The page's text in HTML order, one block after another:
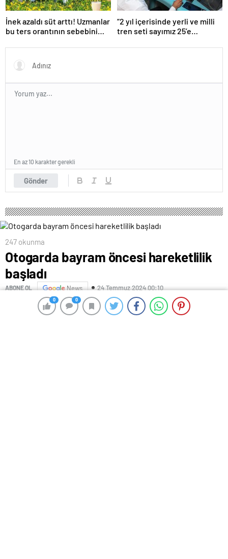
0 0
İnek azaldı süt arttı! Uzmanlar
bu ters orantının sebebini
“2 yıl içerisinde yerli ve milli
tren seti sayımız 25’e
Gönder
En az 10 karakter gerekli
247 okunma
Otogarda bayram öncesi hareketlilik
başladı
ABONE OL News 24 Temmuz 2024 00:10
0 0
Türkiye Otobüsler Federasyonu yönetim kurulu üyesi